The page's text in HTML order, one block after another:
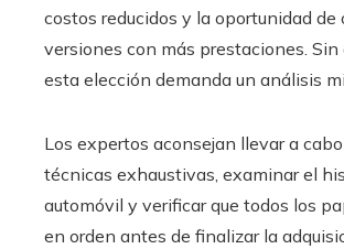
costos reducidos y la oportunidad de
versiones con más prestaciones. Sin
esta elección demanda un análisis
Los expertos aconsejan llevar a
técnicas exhaustivas, examinar el
automóvil y verificar que todos los
en orden antes de finalizar la